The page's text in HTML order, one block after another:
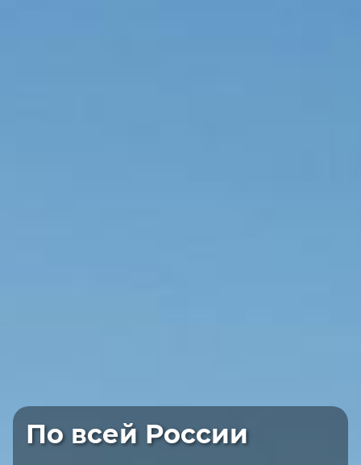
По всей России
Быстрая доставка